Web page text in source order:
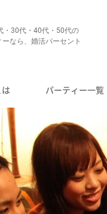
・30代・40代・50代の
なら、婚活パーセント
パーティー一覧